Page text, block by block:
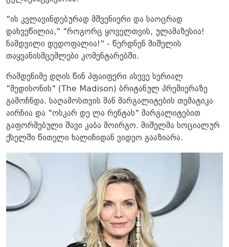
"ის კვლავინდებურად მშვენიერი და საოცრად
დახვეწილია," "როგორც ყოველთვის, ულამაზესია!
ნამდვილი დედოფალია!" - წერდნენ მიშელის
თაყვანისმცემლები კომენტარებში.
რამდენიმე დღის წინ პფაიფერი ასევე სერიალ
"მედისონის" (The Madison) ბრიტანულ პრემიერაზე
გამოჩნდა. საღამოსთვის მან მარგალიტების თემატიკა
აირჩია და "ოსკარ დე ლა რენტას" მარგალიტებით
გაფორმებული შავი კაბა მოირგო. მიშელმა სოციალურ
ქსელში წითელი ხალიჩიდან ვიდეო გააზიარა.